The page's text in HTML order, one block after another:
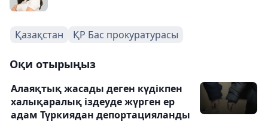
Қазақстан ҚР Бас прокуратурасы
Оқи отырыңыз
Алаяқтық жасады деген күдікпен
халықаралық іздеуде жүрген ер
адам Түркиядан депортацияланды